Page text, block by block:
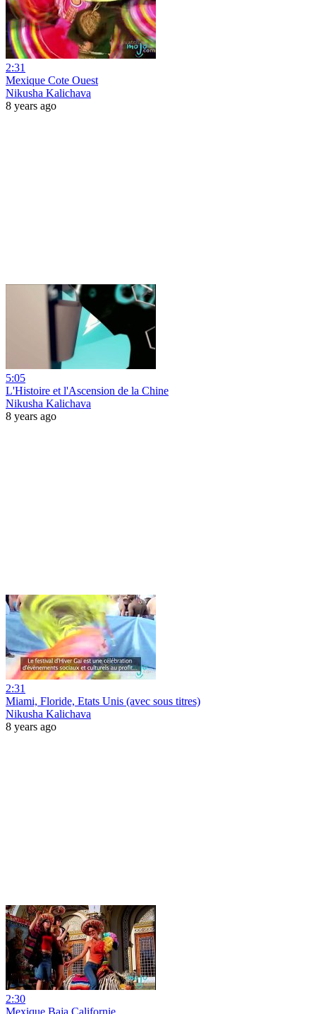
2:31
Mexique Cote Ouest
Nikusha Kalichava
8 years ago
5:05
L'Histoire et l'Ascension de la Chine
Nikusha Kalichava
8 years ago
2:31
Miami, Floride, Etats Unis (avec sous titres)
Nikusha Kalichava
8 years ago
2:30